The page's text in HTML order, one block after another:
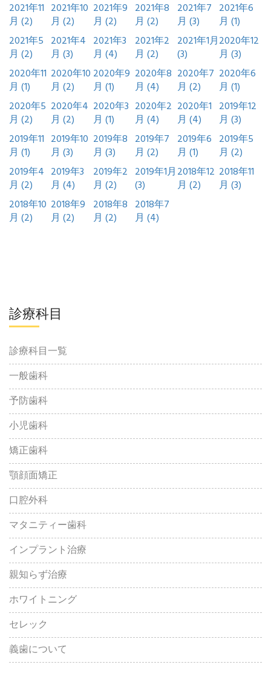
2021年11
月 (2)
2021年10
月 (2)
2021年9
月 (2)
2021年8
月 (2)
2021年7
月 (3)
2021年6
月 (1)
2021年5
月 (2)
2021年4
月 (3)
2021年3
月 (4)
2021年2
月 (2)
2021年1月
(3)
2020年12
月 (3)
2020年11
月 (1)
2020年10
月 (2)
2020年9
月 (1)
2020年8
月 (4)
2020年7
月 (2)
2020年6
月 (1)
2020年5
月 (2)
2020年4
月 (2)
2020年3
月 (1)
2020年2
月 (4)
2020年1
月 (4)
2019年12
月 (3)
2019年11
月 (1)
2019年10
月 (3)
2019年8
月 (3)
2019年7
月 (2)
2019年6
月 (1)
2019年5
月 (2)
2019年4
月 (2)
2019年3
月 (4)
2019年2
月 (2)
2019年1月
(3)
2018年12
月 (2)
2018年11
月 (3)
2018年10
月 (2)
2018年9
月 (2)
2018年8
月 (2)
2018年7
月 (4)
診療科目
診療科目一覧
一般歯科
予防歯科
小児歯科
矯正歯科
顎顔面矯正
口腔外科
マタニティー歯科
インプラント治療
親知らず治療
ホワイトニング
セレック
義歯について